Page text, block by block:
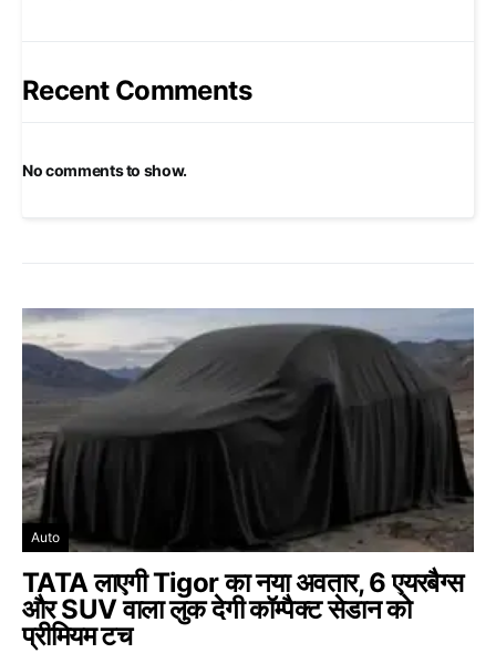
Recent Comments
No comments to show.
Auto
TATA लाएगी Tigor का नया अवतार, 6 एयरबैग्स
और SUV वाला लुक देगी कॉम्पैक्ट सेडान को
प्रीमियम टच